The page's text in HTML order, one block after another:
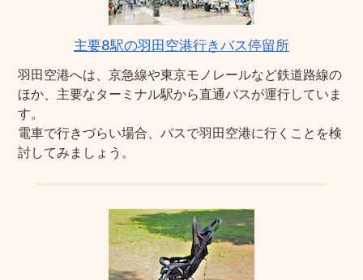
主要8駅の羽田空港行きバス停留所
羽田空港へは、京急線や東京モノレールなど鉄道路線の
ほか、主要なターミナル駅から直通バスが運行していま
す。
電車で行きづらい場合、バスで羽田空港に行くことを検
討してみましょう。